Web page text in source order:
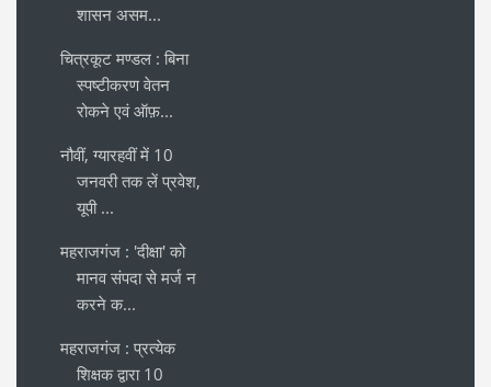
शासन असम...
चित्रकूट मण्डल : बिना
स्पष्टीकरण वेतन
रोकने एवं ऑफ़...
नौवीं, ग्यारहवीं में 10
जनवरी तक लें प्रवेश,
यूपी ...
महराजगंज : 'दीक्षा' को
मानव संपदा से मर्ज न
करने क...
महराजगंज : प्रत्येक
शिक्षक द्वारा 10